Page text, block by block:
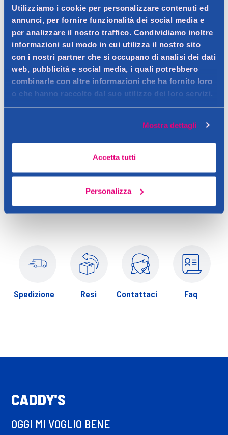
Utilizziamo i cookie per personalizzare contenuti ed
annunci, per fornire funzionalità dei social media e
per analizzare il nostro traffico. Condividiamo inoltre
informazioni sul modo in cui utilizza il nostro sito
con i nostri partner che si occupano di analisi dei dati
web, pubblicità e social media, i quali potrebbero
combinarle con altre informazioni che ha fornito loro
o che hanno raccolto dal suo utilizzo dei loro servizi.
Mostra dettagli
Accetta tutti
Personalizza
Ritiro in negozio gratuito per i clienti registrati
Dettagli prodotto
Contatto del produttore
Tena Pants Plus è un pants assorbente monouso morbido e
confortevole studiato sia per lei che per lui. Questa mutandina
un rivestimento esterno in tessuto non tessuto traspirante e
cattura rapidamente i liquidi e la Doppia Zona di assorbenza li
trattiene lontano dalla pelle. Le doppie barriere laterali
Spedizione Resi Contattaci Faq
CADDY'S
OGGI MI VOGLIO BENE